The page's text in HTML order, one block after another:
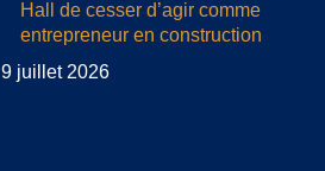
Hall de cesser d’agir comme
entrepreneur en construction
9 juillet 2026